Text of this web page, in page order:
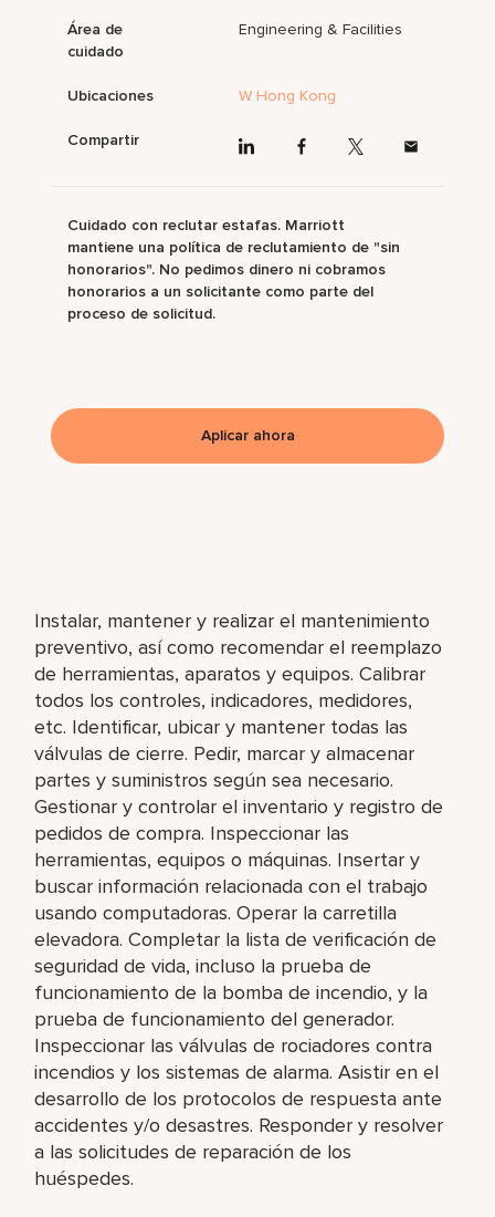
Instalar, mantener y realizar el mantenimiento
preventivo, así como recomendar el reemplazo
de herramientas, aparatos y equipos. Calibrar
todos los controles, indicadores, medidores,
etc. Identificar, ubicar y mantener todas las
válvulas de cierre. Pedir, marcar y almacenar
partes y suministros según sea necesario.
Gestionar y controlar el inventario y registro de
pedidos de compra. Inspeccionar las
herramientas, equipos o máquinas. Insertar y
buscar información relacionada con el trabajo
usando computadoras. Operar la carretilla
elevadora. Completar la lista de verificación de
seguridad de vida, incluso la prueba de
funcionamiento de la bomba de incendio, y la
prueba de funcionamiento del generador.
Inspeccionar las válvulas de rociadores contra
incendios y los sistemas de alarma. Asistir en el
desarrollo de los protocolos de respuesta ante
accidentes y/o desastres. Responder y resolver
a las solicitudes de reparación de los
huéspedes.
Área de
cuidado
Engineering & Facilities
Ubicaciones W Hong Kong
Compartir
Cuidado con reclutar estafas. Marriott
mantiene una política de reclutamiento de "sin
honorarios". No pedimos dinero ni cobramos
honorarios a un solicitante como parte del
proceso de solicitud.
Aplicar ahora